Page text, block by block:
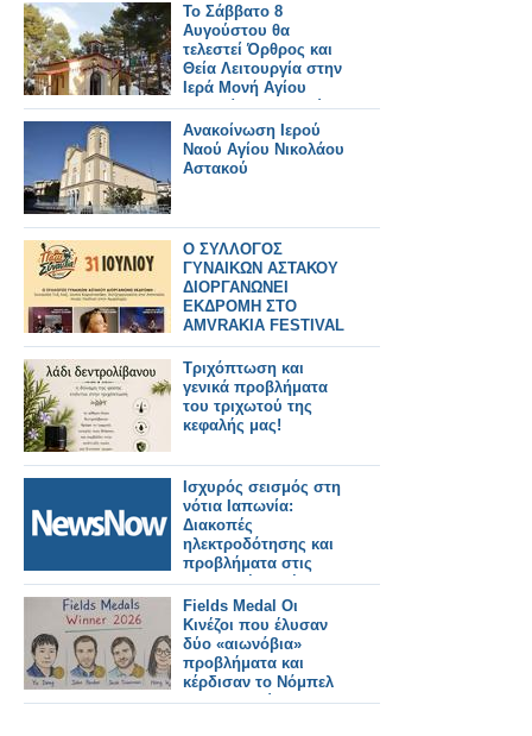
Το Σάββατο 8
Αυγούστου θα
τελεστεί Όρθρος και
Θεία Λειτουργία στην
Ιερά Μονή Αγίου
Γεωργίου Αστακού
στις 07:00 το πρωί.
Ανακοίνωση Ιερού
Ναού Αγίου Νικολάου
Αστακού
Ο ΣΥΛΛΟΓΟΣ
ΓΥΝΑΙΚΩΝ ΑΣΤΑΚΟΥ
ΔΙΟΡΓΑΝΩΝΕΙ
ΕΚΔΡΟΜΗ ΣΤΟ
AMVRAKIA FESTIVAL
ΣΤΙΣ 31/7/2026 ΣΤΗ
ΣΥΝΑΥΛΙΑ
ΧΑΤΖΗΦΡΑΓΚΕΤΑ
ΚΑΡΑΠΑΤΑΚΗ ΠΥΞ
ΛΑΞ
Τριχόπτωση και
γενικά προβλήματα
του τριχωτού της
κεφαλής μας!
Ισχυρός σεισμός στη
νότια Ιαπωνία:
Διακοπές
ηλεκτροδότησης και
προβλήματα στις
μεταφορές. Τρένο
εκτροχιάστηκε.
Fields Medal Οι
Κινέζοι που έλυσαν
δύο «αιωνόβια»
προβλήματα και
κέρδισαν το Νόμπελ
Μαθηματικών